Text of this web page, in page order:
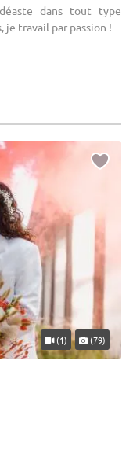
dans tout type
travail par passion !
(1) (79)